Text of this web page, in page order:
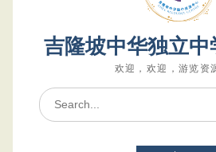
吉隆坡中华独立
欢迎，欢迎，游览资
Search
for: